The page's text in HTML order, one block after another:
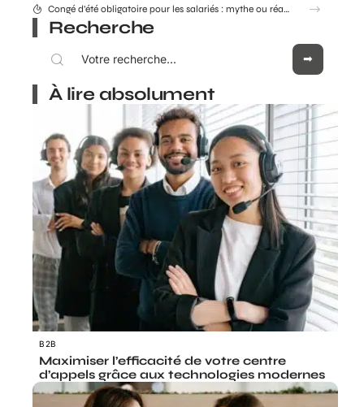
Combien coûte réellement le Consultant GEO Adrien Beaujeu en 2026 ?
Recherche
À lire absolument
B2B
Maximiser l’efficacité de votre centre
d’appels grâce aux technologies modernes